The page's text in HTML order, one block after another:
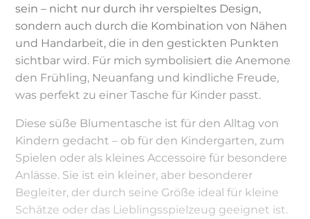
sein – nicht nur durch ihr verspieltes Design,
sondern auch durch die Kombination von Nähen
und Handarbeit, die in den gestickten Punkten
sichtbar wird. Für mich symbolisiert die Anemone
den Frühling, Neuanfang und kindliche Freude,
was perfekt zu einer Tasche für Kinder passt.
Diese süße Blumentasche ist für den Alltag von
Kindern gedacht – ob für den Kindergarten, zum
Spielen oder als kleines Accessoire für besondere
Anlässe. Sie ist ein kleiner, aber besonderer
Begleiter, der durch seine Größe ideal für kleine
Schätze oder das Lieblingsspielzeug geeignet ist.